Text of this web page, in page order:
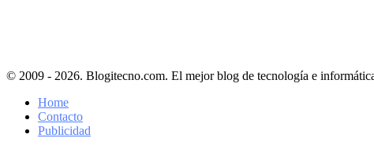
© 2009 - 2026. Blogitecno.com. El mejor blog de tecnología e
Home
Contacto
Publicidad